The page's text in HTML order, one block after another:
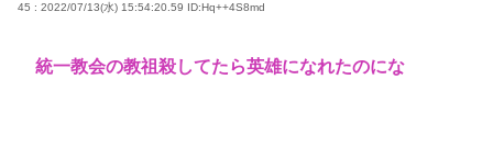
45 : 2022/07/13(水) 15:54:20.59 ID:Hq++4S8md
統一教会の教祖殺してたら英雄になれたのにな